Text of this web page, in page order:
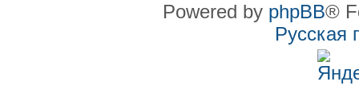
Powered by phpBB®
Русская